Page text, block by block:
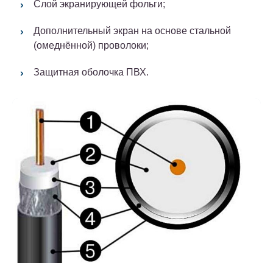
Слой экранирующей фольги;
Дополнительный экран на основе стальной
(омеднённой) проволоки;
Защитная оболочка ПВХ.